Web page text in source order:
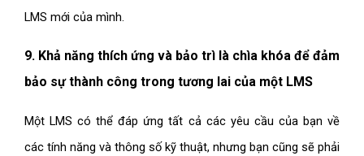
LMS mới của mình.
9. Khả năng thích ứng và bảo trì là chìa khóa để đảm
bảo sự thành công trong tương lai của một LMS
Một LMS có thể đáp ứng tất cả các yêu cầu của bạn về
các tính năng và thông số kỹ thuật, nhưng bạn cũng sẽ phải